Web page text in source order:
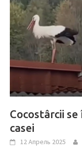
Cocostârcii
casei
12 Апрель 2025